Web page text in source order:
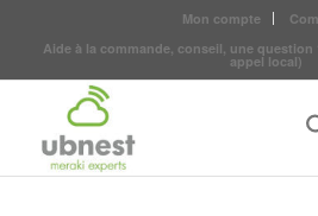
Mon compte
Aide à la commande, conseil, une question
appel local)